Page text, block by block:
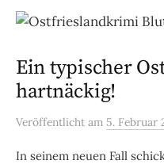
Ein typischer
hartnäckig!
Veröffentlicht am 5. Februar
In seinem neuen Fall